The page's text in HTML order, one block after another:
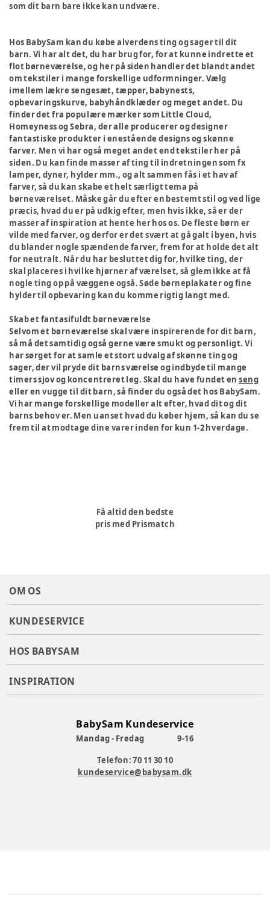
som dit barn bare ikke kan undvære.
Hos BabySam kan du købe alverdens ting og sager til dit
barn. Vi har alt det, du har brug for, for at kunne indrette et
flot børneværelse, og her på siden handler det blandt andet
om tekstiler i mange forskellige udformninger. Vælg
imellem lækre sengesæt, tæpper, babynests,
opbevaringskurve, babyhåndklæder og meget andet. Du
finder det fra populære mærker som Little Cloud,
Homeyness og Sebra, der alle producerer og designer
fantastiske produkter i enestående designs og skønne
farver. Men vi har også meget andet end tekstiler her på
siden. Du kan finde masser af ting til indretningen som fx
lamper, dyner, hylder mm., og alt sammen fås i et hav af
farver, så du kan skabe et helt særligt tema på
børneværelset. Måske går du efter en bestemt stil og ved lige
præcis, hvad du er på udkig efter, men hvis ikke, så er der
masser af inspiration at hente her hos os. De fleste børn er
vilde med farver, og derfor er det svært at gå galt i byen, hvis
du blander nogle spændende farver, frem for at holde det alt
for neutralt. Når du har besluttet dig for, hvilke ting, der
skal placeres i hvilke hjørner af værelset, så glem ikke at få
nogle ting op på væggene også. Søde børneplakater og fine
hylder til opbevaring kan du komme rigtig langt med.
Skab et fantasifuldt børneværelse
Selvom et børneværelse skal være inspirerende for dit barn,
så må det samtidig også gerne være smukt og personligt. Vi
har sørget for at samle et stort udvalg af skønne ting og
sager, der vil pryde dit barns værelse og indbyde til mange
timers sjov og koncentreret leg. Skal du have fundet enseng
eller en vugge til dit barn, så finder du også det hos BabySam.
Vi har mange forskellige modeller alt efter, hvad dit og dit
barns behov er. Men uanset hvad du køber hjem, så kan du se
frem til at modtage dine varer inden for kun 1-2 hverdage.
Få altid den bedste
pris med Prismatch
OM OS
KUNDESERVICE
HOS BABYSAM
INSPIRATION
BabySam Kundeservice
Mandag - Fredag
9-16
Telefon: 70 11 30 10
kundeservice@babysam.dk